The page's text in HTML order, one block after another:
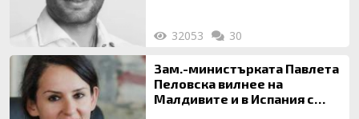
32053 30
Зам.-министърката Павлета
Пеловска вилнее на
Малдивите и в Испания с